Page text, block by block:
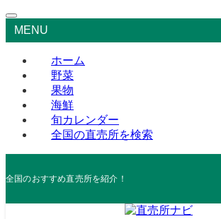
MENU
ホーム
野菜
果物
海鮮
旬カレンダー
全国の直売所を検索
全国のおすすめ直売所を紹介！